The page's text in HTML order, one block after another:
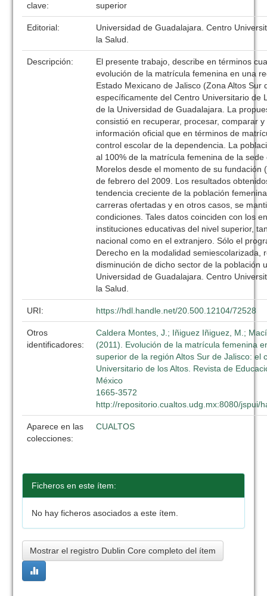
clave:
superior
Editorial:
Universidad de Guadalajara. Centro
la Salud.
Descripción:
El presente trabajo, describe en términos
evolución de la matrícula femenina en una
Estado Mexicano de Jalisco (Zona Altos Sur
específicamente del Centro Universitario de
de la Universidad de Guadalajara. La
consistió en recuperar, procesar, comparar
información oficial que en términos de
control escolar de la dependencia. La
al 100% de la matrícula femenina de la sede
Morelos desde el momento de su fundación
de febrero del 2009. Los resultados
tendencia creciente de la población
carreras ofertadas y en otros casos, se
condiciones. Tales datos coinciden con los
instituciones educativas del nivel superior,
nacional como en el extranjero. Sólo el
Derecho en la modalidad semiescolarizada,
disminución de dicho sector de la población
Universidad de Guadalajara. Centro
la Salud.
URI: https://hdl.handle.net/20.500.12104/72528
Otros
identificadores:
Caldera Montes, J.; Iñiguez Iñiguez, M.;
(2011). Evolución de la matrícula femenina
superior de la región Altos Sur de Jalisco: el
Universitario de los Altos. Revista de
México
1665-3572
http://repositorio.cualtos.udg.mx:8080/jspui/
Aparece en las
colecciones:
CUALTOS
Ficheros en este ítem:
No hay ficheros asociados a este ítem.
Mostrar el registro Dublin Core completo del ítem